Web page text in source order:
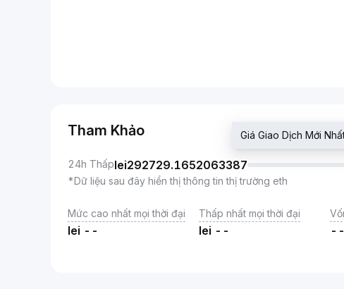
Tham Khảo
24h Thấplei292729.1652063387
Giá Giao Dịch Mới
*Dữ liệu sau đây hiển thị thông tin thị trường eth
Mức cao nhất mọi thời đại
lei --
Thấp nhất mọi thời đại
lei -- --